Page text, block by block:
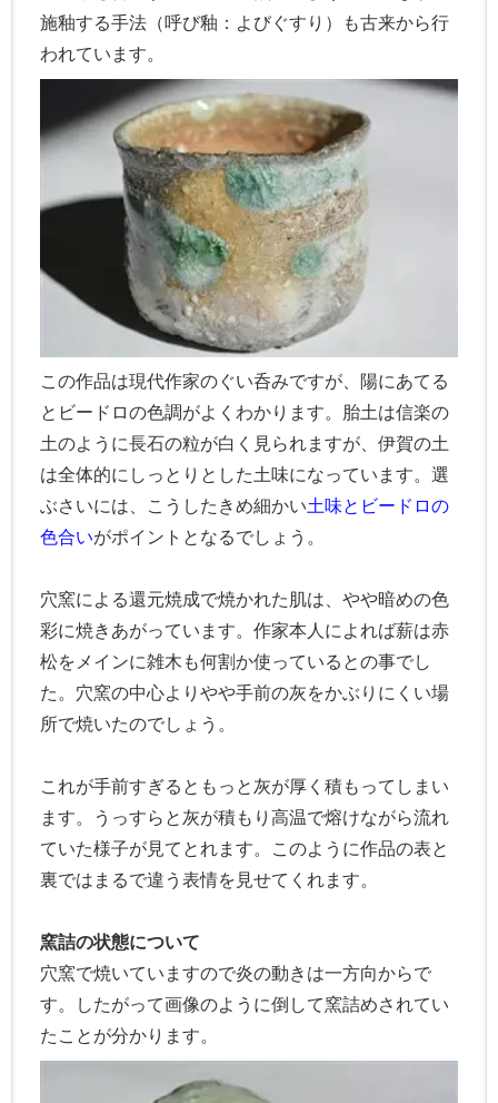
施釉する手法（呼び釉：よびぐすり）も古来から行
われています。
この作品は現代作家のぐい呑みですが、陽にあてる
とビードロの色調がよくわかります。胎土は信楽の
土のように長石の粒が白く見られますが、伊賀の土
は全体的にしっとりとした土味になっています。選
ぶさいには、こうしたきめ細かい土味とビードロの
色合いがポイントとなるでしょう。
穴窯による還元焼成で焼かれた肌は、やや暗めの色
彩に焼きあがっています。作家本人によれば薪は赤
松をメインに雑木も何割か使っているとの事でし
た。穴窯の中心よりやや手前の灰をかぶりにくい場
所で焼いたのでしょう。
これが手前すぎるともっと灰が厚く積もってしまい
ます。うっすらと灰が積もり高温で熔けながら流れ
ていた様子が見てとれます。このように作品の表と
裏ではまるで違う表情を見せてくれます。
窯詰の状態について
穴窯で焼いていますので炎の動きは一方向からで
す。したがって画像のように倒して窯詰めされてい
たことが分かります。